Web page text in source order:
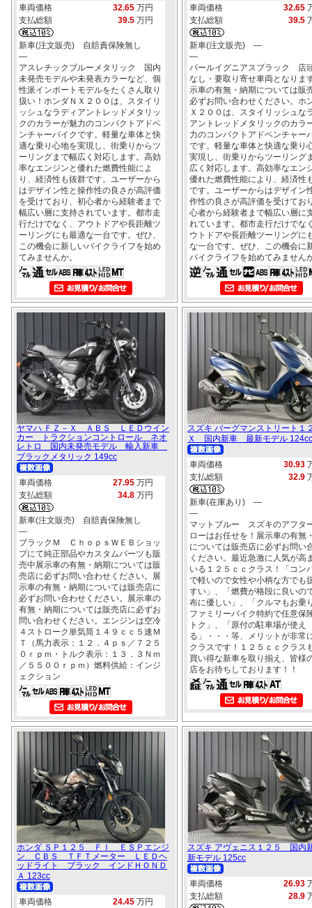
車両価格 32.65 万円
支払総額
39.5 万円
新車(注文販売) 自賠責保険無し
―
アスレチックブルーメタリック 国内
未発売モデルや未発表カラーなど、個
性派インポートモデルをたくさん取り
扱い！ホンダＮＸ２００は、スタイリ
ッシュなラディアントレッドメタリッ
クのカラーが魅力のコンパクトアドベ
ンチャーバイクです。軽量な車体と快
適な乗り心地を実現し、街乗りからツ
ーリングまで幅広く対応します。高効
率なエンジンと優れた燃費性能によ
り、経済性も抜群です。ユーザーから
はデザイン性と操作性の良さが高評価
を受けており、初心者から経験者まで
幅広い層に支持されています。都市走
行だけでなく、アウトドアや長距離ツ
ーリングにも最適な一台です。ぜひ、
この機会に新しいバイクライフを始め
てみませんか。
車両価格 32.65
支払総額
39.5
新車(注文販売) ―
―
パールイグニアスブラック 店
なし・要取り寄せ車両となりま
示車の有無・納期については販
必ずお問い合わせください。ホ
Ｘ２００は、スタイリッシュな
アントレッドメタリックのカラ
力のコンパクトアドベンチャー
です。軽量な車体と快適な乗り
実現し、街乗りからツーリング
広く対応します。高効率なエン
優れた燃費性能により、経済性
です。ユーザーからはデザイン
作性の良さが高評価を受けてお
心者から経験者まで幅広い層に
れています。都市走行だけでな
ウトドアや長距離ツーリングに
な一台です。ぜひ、この機会に
バイクライフを始めてみません
ヤマハ ＦＺ－Ｘ ＡＢＳ ＬＥＤウイン
カー トラクションコントロール ネオ
レトロ 国内未発売モデル 輸入新車
ブラックメタリック 149cc
車両価格 27.95 万円
支払総額
34.8 万円
新車(注文販売) 自賠責保険無し
―
ブラックＭ ＣｈｏｐｓＷＥＢショッ
プにて純正部品やカスタムパーツも販
売中展示車の有無・納期については販
売店に必ずお問い合わせください。展
示車の有無・納期については販売店に
必ずお問い合わせください。展示車の
有無・納期については販売店に必ずお
問い合わせください。エンジンは空冷
４ストローク単気筒１４９ｃｃ５速Ｍ
Ｔ（馬力表示：１２．４ｐｓ／７２５
０ｒｐｍ・トルク表示：１３．３Ｎｍ
／５５００ｒｐｍ）燃料供給：インジ
ェクション
スズキ バーグマンストリート１
Ｘ 国内新車 最新モデル 124cc
車両価格 30.93
支払総額
32.9
新車(在庫あり) ―
―
マットブルー スズキのアフタ
ローはお任せを！展示車の有無
については販売店に必ずお問い
ください。最近急激に人気が高
いる１２５ｃｃクラス！「コン
で軽いので女性や小柄な方でも
すい」、「燃費が格段に良いの
布に優しい」、「クルマもお乗
ファミリーバイク特約で任意保
トク」、「原付の駐車場が使え
る」・・・等、メリットが非常
クラスです！１２５ｃｃクラス
買い得な新車を取り揃え、皆様
店をお待ちしております！！
ホンダ ＳＰ１２５ ＦＩ ＥＳＰエンジ
ン ＣＢＳ ＴＦＴメーター ＬＥＤヘ
ッドライト ブラック インドＨＯＮＤ
Ａ 123cc
車両価格 24.45 万円
スズキ アヴェニス１２５ 国
新モデル 125cc
車両価格 26.93
支払総額
28.9